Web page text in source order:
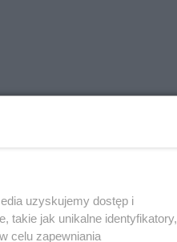
uzyskujemy dostęp i
takie jak unikalne identyfikatory,
celu zapewniania